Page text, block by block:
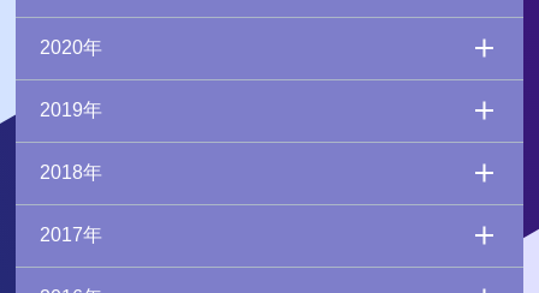
2020年
2019年
2018年
2017年